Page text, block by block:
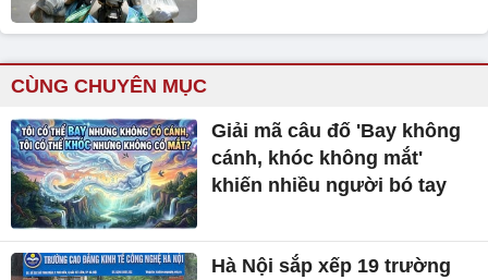
CÙNG CHUYÊN MỤC
Giải mã câu đố 'Bay không
cánh, khóc không mắt'
khiến nhiều người bó tay
Hà Nội sắp xếp 19 trường